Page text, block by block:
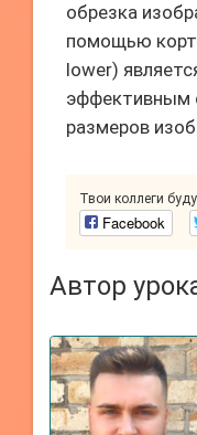
обрезка
помощью
lower)
эффективным
размеров
Твои коллеги
Facebook
Автор